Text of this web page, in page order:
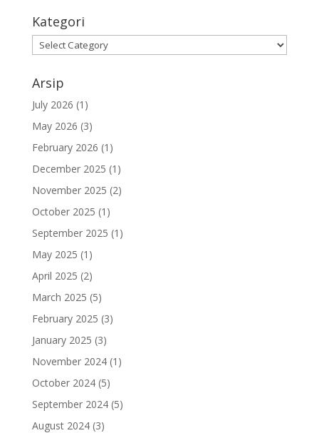
Kategori
Kategori
Arsip
July 2026 (1)
May 2026 (3)
February 2026 (1)
December 2025 (1)
November 2025 (2)
October 2025 (1)
September 2025 (1)
May 2025 (1)
April 2025 (2)
March 2025 (5)
February 2025 (3)
January 2025 (3)
November 2024(1)
October 2024(5)
September 2024(5)
August 2024(3)